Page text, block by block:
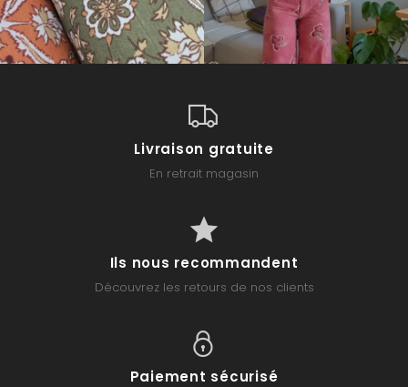
Livraison gratuite
En retrait magasin
Ils nous recommandent
Découvrez les retours de nos clients
Paiement sécurisé